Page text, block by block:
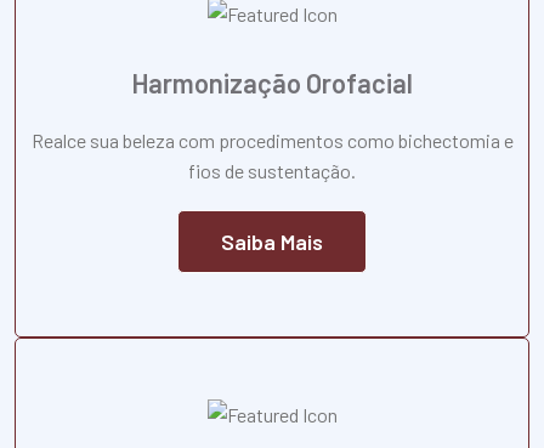
Harmonização Orofacial
Realce sua beleza com procedimentos como bichectomia e
fios de sustentação.
Saiba Mais